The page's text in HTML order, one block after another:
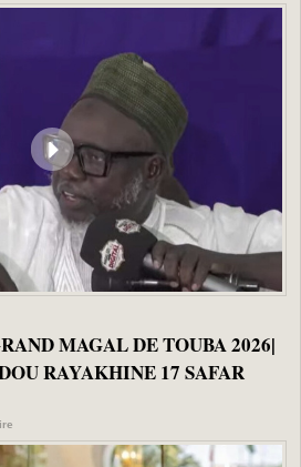
MAGAL DE TOUBA 2026|
RAYAKHINE 17 SAFAR